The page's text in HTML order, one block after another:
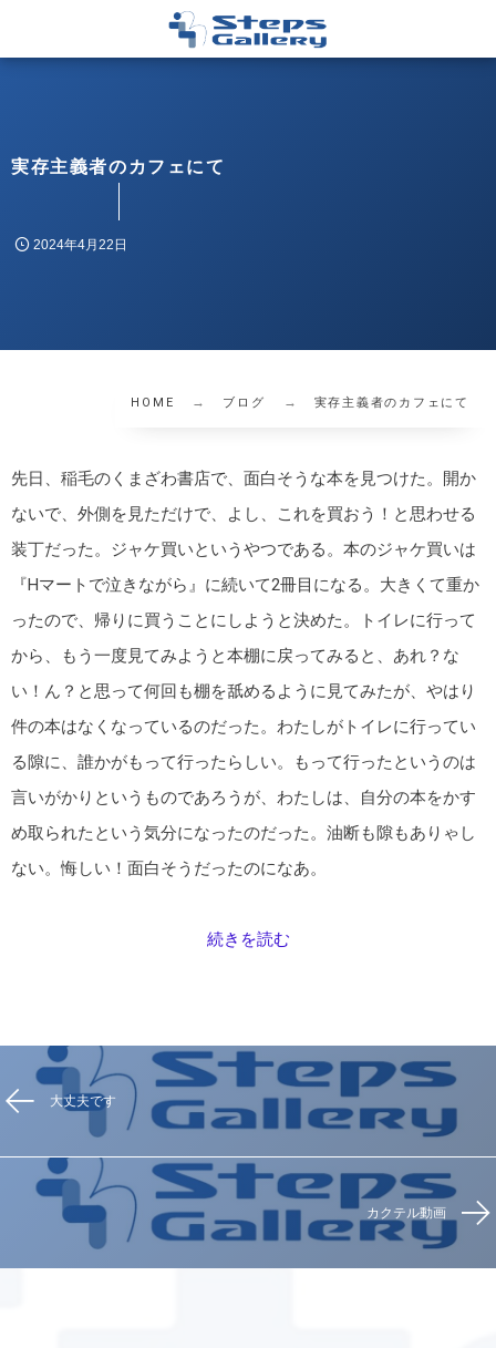
実存主義者のカフェにて
2024年4月22日
HOME ブログ 実存主義者のカフェにて
先日、稲毛のくまざわ書店で、面白そうな本を見つけた。開か
ないで、外側を見ただけで、よし、これを買おう！と思わせる
装丁だった。ジャケ買いというやつである。本のジャケ買いは
『Hマートで泣きながら』に続いて2冊目になる。大きくて重か
ったので、帰りに買うことにしようと決めた。トイレに行って
から、もう一度見てみようと本棚に戻ってみると、あれ？な
い！ん？と思って何回も棚を舐めるように見てみたが、やはり
件の本はなくなっているのだった。わたしがトイレに行ってい
る隙に、誰かがもって行ったらしい。もって行ったというのは
言いがかりというものであろうが、わたしは、自分の本をかす
め取られたという気分になったのだった。油断も隙もありゃし
ない。悔しい！面白そうだったのになあ。
続きを読む
大丈夫です
カクテル動画